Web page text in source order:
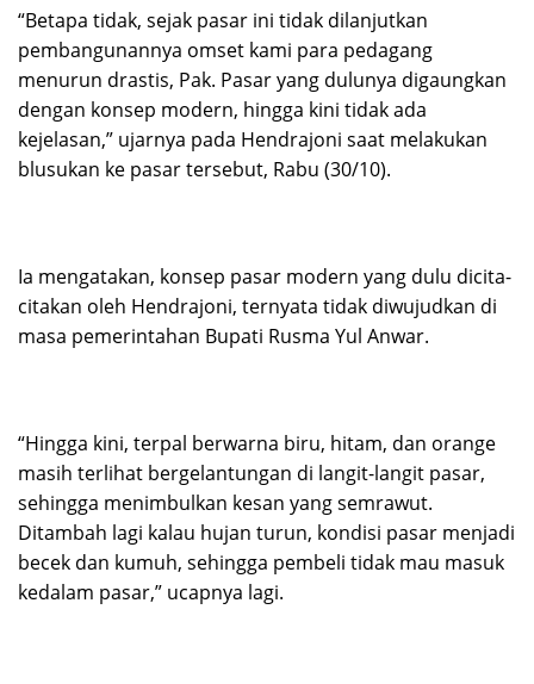
“Betapa tidak, sejak pasar ini tidak dilanjutkan
pembangunannya omset kami para pedagang
menurun drastis, Pak. Pasar yang dulunya digaungkan
dengan konsep modern, hingga kini tidak ada
kejelasan,” ujarnya pada Hendrajoni saat melakukan
blusukan ke pasar tersebut, Rabu (30/10).
Ia mengatakan, konsep pasar modern yang dulu dicita-
citakan oleh Hendrajoni, ternyata tidak diwujudkan di
masa pemerintahan Bupati Rusma Yul Anwar.
“Hingga kini, terpal berwarna biru, hitam, dan orange
masih terlihat bergelantungan di langit-langit pasar,
sehingga menimbulkan kesan yang semrawut.
Ditambah lagi kalau hujan turun, kondisi pasar menjadi
becek dan kumuh, sehingga pembeli tidak mau masuk
kedalam pasar,” ucapnya lagi.